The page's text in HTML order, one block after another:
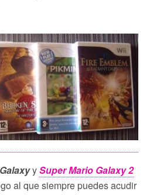
ySuper Mario Galaxy 2
al que siempre puedes acudir